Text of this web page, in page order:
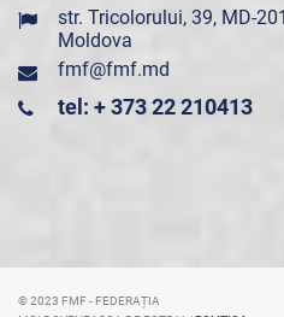
str. Tricolorului, 39, MD-
Moldova
fmf@fmf.md
tel: + 373 22 210413
© 2023 FMF - FEDERAȚIA